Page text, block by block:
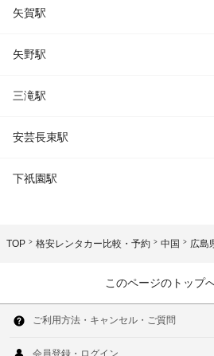
矢賀駅
矢野駅
三滝駅
安芸長束駅
下祇園駅
TOP 格安レンタカー比較・予約 中国 広島
このページのトップ